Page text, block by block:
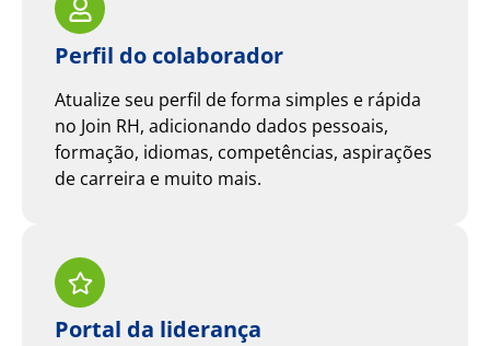
Perfil do colaborador
Atualize seu perfil de forma simples e rápida
no Join RH, adicionando dados pessoais,
formação, idiomas, competências, aspirações
de carreira e muito mais.
Portal da liderança